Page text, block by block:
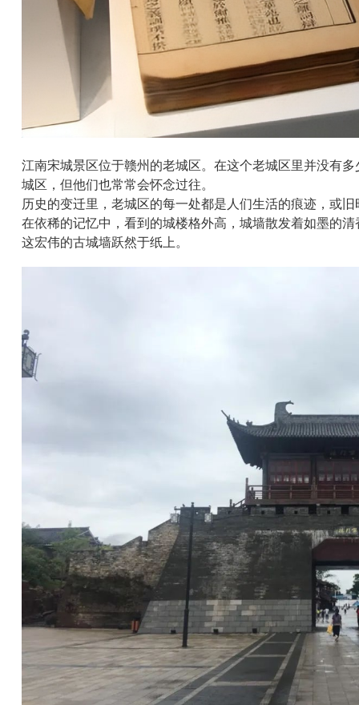
江南宋城景区位于赣州的老城区。在这个老城区里并没有
城区，但他们也常常会怀念过往。
历史的变迁里，老城区的每一处都是人们生活的痕迹，或
在依稀的记忆中，看到的城楼格外高，城墙散发着如墨的
这宏伟的古城墙跃然于纸上。